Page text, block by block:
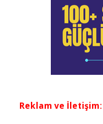
Reklam ve İletişim: